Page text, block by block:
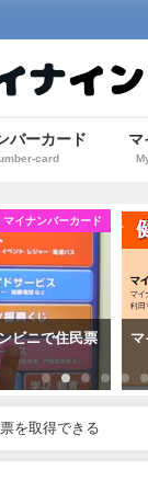
バーカード
card
マ
マイナンバーカード
ビニで住民票
マ
を取得できる